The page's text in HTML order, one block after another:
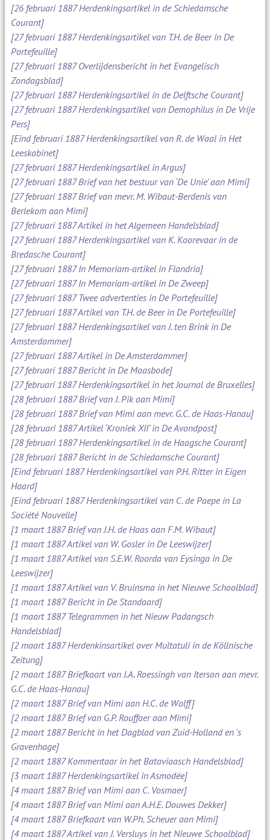
[26 februari 1887 Herdenkingsartikel in de Schiedamsche
Courant]
[27 februari 1887 Herdenkingsartikel van T.H. de Beer in De
Portefeuille]
[27 februari 1887 Overlijdensbericht in het Evangelisch
Zondagsblad]
[27 februari 1887 Herdenkingsartikel in de Delftsche Courant]
[27 februari 1887 Herdenkingsartikel van Demophilus in De Vrije
Pers]
[Eind februari 1887 Herdenkingsartikel van R. de Waal in Het
Leeskabinet]
[27 februari 1887 Herdenkingsartikel in Argus]
[27 februari 1887 Brief van het bestuur van ‘De Unie’ aan Mimi]
[27 februari 1887 Brief van mevr. M. Wibaut-Berdenis van
Berlekom aan Mimi]
[27 februari 1887 Artikel in het Algemeen Handelsblad]
[27 februari 1887 Herdenkingsartikel van K. Koorevaar in de
Bredasche Courant]
[27 februari 1887 In Memoriam-artikel in Flandria]
[27 februari 1887 In Memoriam-artikel in De Zweep]
[27 februari 1887 Twee advertenties in De Portefeuille]
[27 februari 1887 Artikel van T.H. de Beer in De Portefeuille]
[27 februari 1887 Herdenkingsartikel van J. ten Brink in De
Amsterdammer]
[27 februari 1887 Artikel in De Amsterdammer]
[27 februari 1887 Bericht in De Maasbode]
[27 februari 1887 Herdenkingsartikel in het Journal de Bruxelles]
[28 februari 1887 Brief van J. Pik aan Mimi]
[28 februari 1887 Brief van Mimi aan mevr. G.C. de Haas-Hanau]
[28 februari 1887 Artikel ‘Kroniek XII’ in De Avondpost]
[28 februari 1887 Herdenkingsartikel in de Haagsche Courant]
[28 februari 1887 Bericht in de Schiedamsche Courant]
[Eind februari 1887 Herdenkingsartikel van P.H. Ritter in Eigen
Haard]
[Eind februari 1887 Herdenkingsartikel van C. de Paepe in La
Société Nouvelle]
[1 maart 1887 Brief van J.H. de Haas aan F.M. Wibaut]
[1 maart 1887 Artikel van W. Gosler in De Leeswijzer]
[1 maart 1887 Artikel van S.E.W. Roorda van Eysinga in De
Leeswijzer]
[1 maart 1887 Artikel van V. Bruinsma in het Nieuwe Schoolblad]
[1 maart 1887 Bericht in De Standaard]
[1 maart 1887 Telegrammen in het Nieuw Padangsch
Handelsblad]
[2 maart 1887 Herdenkinsartikel over Multatuli in de Köllnische
Zeitung]
[2 maart 1887 Briefkaart van J.A. Roessingh van Iterson aan mevr.
G.C. de Haas-Hanau]
[2 maart 1887 Brief van Mimi aan H.C. de Wolff]
[2 maart 1887 Brief van G.P. Rouffaer aan Mimi]
[2 maart 1887 Bericht in het Dagblad van Zuid-Holland en 's
Gravenhage]
[2 maart 1887 Kommentaar in het Bataviaasch Handelsblad]
[3 maart 1887 Herdenkingsartikel in Asmodée]
[4 maart 1887 Brief van Mimi aan C. Vosmaer]
[4 maart 1887 Brief van Mimi aan A.H.E. Douwes Dekker]
[4 maart 1887 Briefkaart van W.Ph. Scheuer aan Mimi]
[4 maart 1887 Artikel van J. Versluys in het Nieuwe Schoolblad]